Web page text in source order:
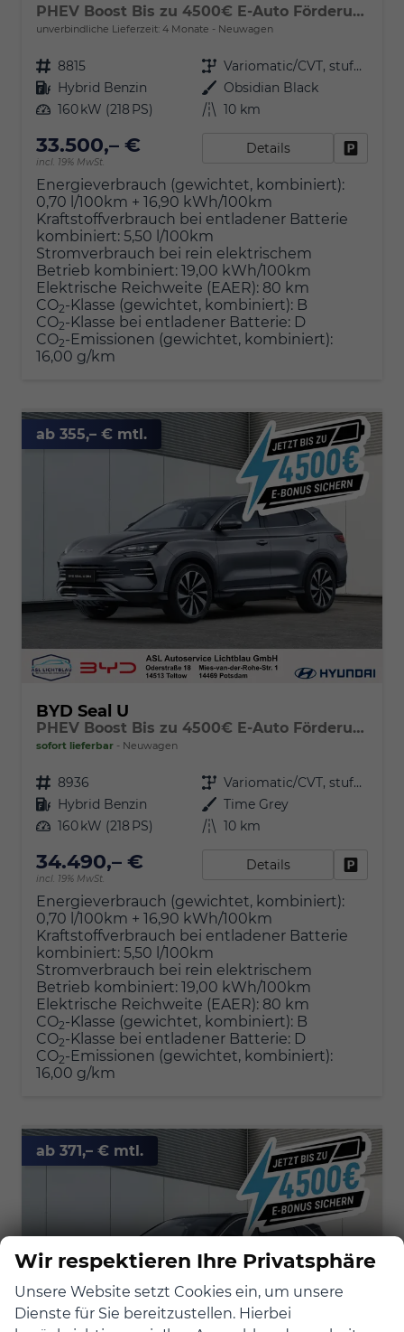
PHEV Boost Bis zu 4500€ E-Auto Förderung zusätzlich!
unverbindliche Lieferzeit: 4 Monate Neuwagen
Fahrzeugnr. 8815 Getriebe
Variomatic/CVT, stufenlos
Kraftstoff Hybrid Benzin Außenfarbe Obsidian Black
Leistung 160 kW (218 PS) Kilometerstand 10 km
33.500,– €
incl. 19% MwSt.
Details
Energieverbrauch (gewichtet, kombiniert):
0,70 l/100km + 16,90 kWh/100km
Kraftstoffverbrauch bei entladener Batterie
kombiniert: 5,50 l/100km
Stromverbrauch bei rein elektrischem
Betrieb kombiniert: 19,00 kWh/100km
Elektrische Reichweite (EAER): 80 km
CO2-Klasse (gewichtet, kombiniert): B
CO2-Klasse bei entladener Batterie: D
CO2-Emissionen (gewichtet, kombiniert):
16,00 g/km
ab 355,– € mtl.
BYD Seal U
PHEV Boost Bis zu 4500€ E-Auto Förderung zusätzlich!
sofort lieferbar Neuwagen
Fahrzeugnr. 8936 Getriebe
Variomatic/CVT, stufenlos
Kraftstoff Hybrid Benzin Außenfarbe Time Grey
Leistung 160 kW (218 PS) Kilometerstand 10 km
34.490,– €
incl. 19% MwSt.
Details
Energieverbrauch (gewichtet, kombiniert):
0,70 l/100km + 16,90 kWh/100km
Kraftstoffverbrauch bei entladener Batterie
kombiniert: 5,50 l/100km
Stromverbrauch bei rein elektrischem
Betrieb kombiniert: 19,00 kWh/100km
Elektrische Reichweite (EAER): 80 km
CO2-Klasse (gewichtet, kombiniert): B
CO2-Klasse bei entladener Batterie: D
CO2-Emissionen (gewichtet, kombiniert):
16,00 g/km
ab 371,– € mtl.
Wir respektieren Ihre Privatsphäre
Unsere Website setzt Cookies ein, um unsere
Dienste für Sie bereitzustellen. Hierbei